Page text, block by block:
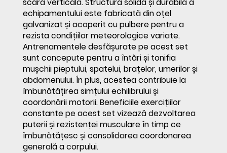
scară verticală. Structura solidă și durabilă a
echipamentului este fabricată din oțel
galvanizat și acoperit cu pulbere pentru a
rezista condițiilor meteorologice variate.
Antrenamentele desfășurate pe acest set
sunt concepute pentru a întări și tonifia
mușchii pieptului, spatelui, brațelor, umerilor și
abdomenului. În plus, acestea contribuie la
îmbunătățirea simțului echilibrului și
coordonării motorii. Beneficiile exercițiilor
constante pe acest set vizează dezvoltarea
puterii și rezistenței musculare în timp ce
îmbunătățesc și consolidarea coordonarea
generală a corpului.